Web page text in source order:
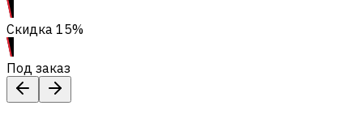
Скидка 15%
Под заказ